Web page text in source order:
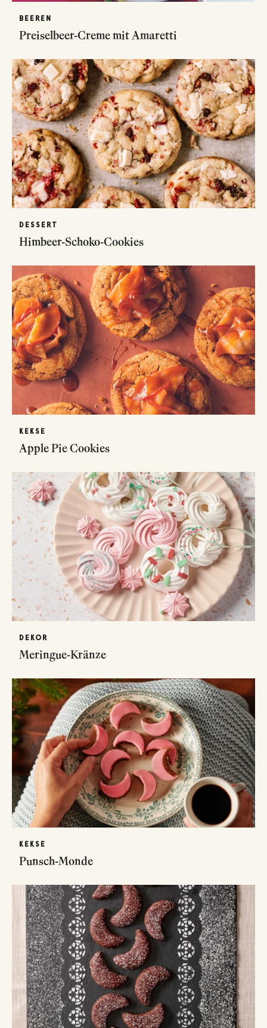
BEEREN
Preiselbeer-Creme mit Amaretti
DESSERT
Himbeer-Schoko-Cookies
KEKSE
Apple Pie Cookies
DEKOR
Meringue-Kränze
KEKSE
Punsch-Monde